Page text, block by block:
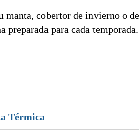
cobertor de invierno o
preparada para cada
Térmica